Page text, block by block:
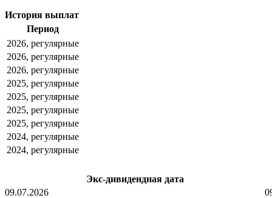
История выплат
Период
2026, регулярные
2026, регулярные
2026, регулярные
2025, регулярные
2025, регулярные
2025, регулярные
2025, регулярные
2024, регулярные
2024, регулярные
Экс-дивидендная дата
09.07.2026